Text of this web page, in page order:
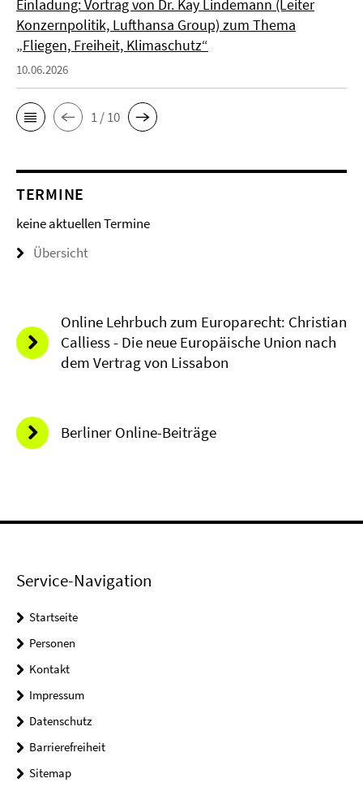
Einladung: Vortrag von Dr. Kay Lindemann (Leiter
Konzernpolitik, Lufthansa Group) zum Thema
„Fliegen, Freiheit, Klimaschutz“
10.06.2026
1 / 10
TERMINE
keine aktuellen Termine
Übersicht
Online Lehrbuch zum Europarecht: Christian
Calliess - Die neue Europäische Union nach
dem Vertrag von Lissabon
Berliner Online-Beiträge
Service-Navigation
Startseite
Personen
Kontakt
Impressum
Datenschutz
Barrierefreiheit
Sitemap